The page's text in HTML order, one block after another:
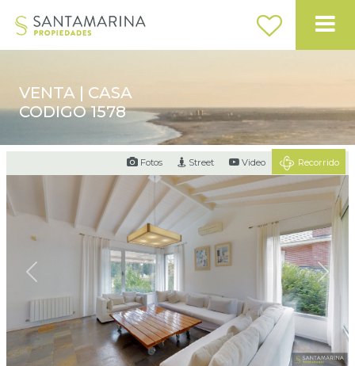
VENTA | CASA
CODIGO 1578
Fotos Street Video Recorrido
Previous Next